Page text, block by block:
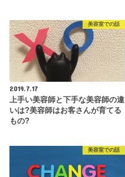
美容室での話
2019.7.17
上手い美容師と下手な美容師の違
いは?美容師はお客さんが育てる
もの?
美容室での話